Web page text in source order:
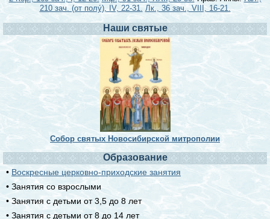
210 зач. (от полу́), IV, 22-31. Лк., 36 зач., VIII, 16-21.
Наши святые
Собор святых Новосибирской митрополии
Образование
• Воскресные церковно-приходские занятия
• Занятия со взрослыми
• Занятия с детьми от 3,5 до 8 лет
• Занятия с детьми от 8 до 14 лет